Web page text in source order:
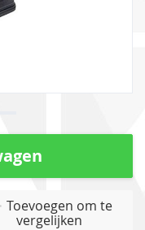
Toevoegen om te
vergelijken